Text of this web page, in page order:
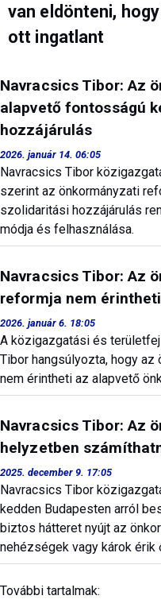
van eldönteni,
ott ingatlant
Navracsics Tibor: Az
alapvető fontosságú
hozzájárulás
2026. január 14. 06:05
Navracsics Tibor
szerint az önkormányzati
szolidaritási hozzájárulás
módja és felhasználása.
Navracsics Tibor: Az
reformja nem
2026. január 6. 18:05
A közigazgatási és
Tibor hangsúlyozta, hogy
nem érintheti az alapvető
Navracsics Tibor: Az
helyzetben
2025. december 9. 17:05
Navracsics Tibor
kedden Budapesten arról
biztos hátteret nyújt az
nehézségek vagy károk érik
További tartalmak: